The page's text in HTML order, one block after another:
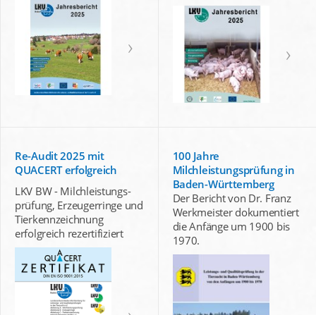
Re-Audit 2025 mit
QUACERT erfolgreich
LKV BW - Milchleistungs-
prüfung, Erzeugerringe und
Tierkennzeichnung
erfolgreich rezertifiziert
100 Jahre
Milchleistungsprüfung in
Baden-Württemberg
Der Bericht von Dr. Franz
Werkmeister dokumentiert
die Anfänge um 1900 bis
1970.